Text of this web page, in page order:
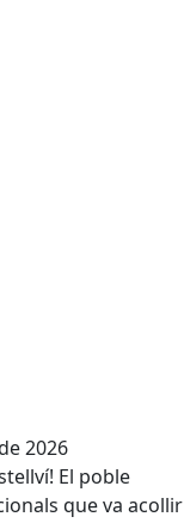
2026
El poble
que va acollir